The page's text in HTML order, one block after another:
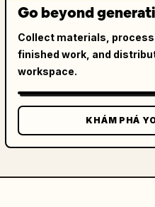
Go beyond
Collect materials,
finished work, and
workspace.
KHÁM PHÁ